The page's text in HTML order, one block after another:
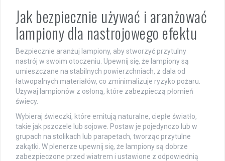
Jak bezpiecznie używać i aranżować
lampiony dla nastrojowego efektu
Bezpiecznie aranżuj lampiony, aby stworzyć przytulny
nastrój w swoim otoczeniu. Upewnij się, że lampiony są
umieszczane na stabilnych powierzchniach, z dala od
łatwopalnych materiałów, co zminimalizuje ryzyko pożaru.
Używaj lampionów z osłoną, które zabezpieczą płomień
świecy.
Wybieraj świeczki, które emitują naturalne, ciepłe światło,
takie jak pszczele lub sojowe. Postaw je pojedynczo lub w
grupach na stolikach lub parapetach, tworząc przytulne
zakątki. W plenerze upewnij się, że lampiony są dobrze
zabezpieczone przed wiatrem i ustawione z odpowiednią